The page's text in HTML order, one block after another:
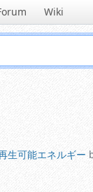
Wiki
可能エネルギー
生可能エネルギー